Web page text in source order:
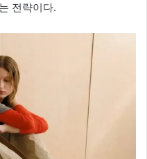
전략이다.